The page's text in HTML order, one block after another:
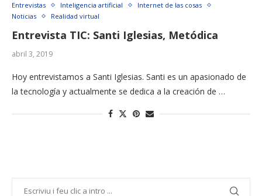
Entrevistas Inteligencia artificial
Internet de las cosas
Noticias
Realidad virtual
Entrevista TIC: Santi Iglesias, Metódica
abril 3, 2019
Hoy entrevistamos a Santi Iglesias. Santi es un apasionado de
la tecnología y actualmente se dedica a la creación de …